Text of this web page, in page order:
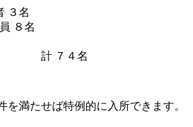
３名
員 ８名
満たせば特例的に入所できます。